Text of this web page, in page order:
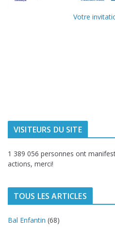
Votre
VISITEURS DU SITE
1 389 056 personnes ont
actions, merci!
TOUS LES ARTICLES
Bal Enfantin (68)